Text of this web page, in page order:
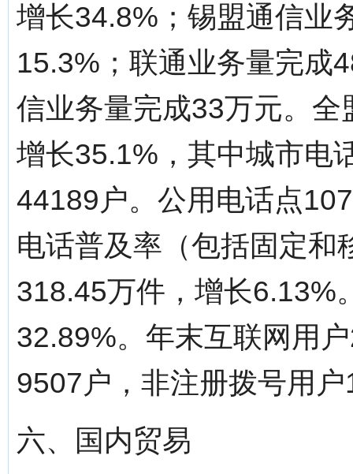
增长34.8%；锡盟通信业
15.3%；联通业务量完成
信业务量完成33万元。
增长35.1%，其中城市电
44189户。公用电话点
电话普及率（包括固定和
318.45万件，增长6.13%
32.89%。年末互联网用
9507户，非注册拨号用
六、国内贸易